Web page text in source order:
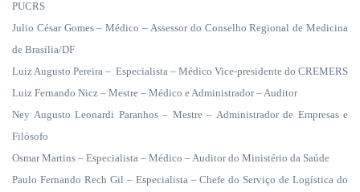
PUCRS
Julio César Gomes – Médico – Assessor do Conselho Regional de Medicina
de Brasília/DF
Luiz Augusto Pereira – Especialista – Médico Vice-presidente do CREMERS
Luiz Fernando Nicz – Mestre – Médico e Administrador – Auditor
Ney Augusto Leonardi Paranhos – Mestre – Administrador de Empresas e
Filósofo
Osmar Martins – Especialista – Médico – Auditor do Ministério da Saúde
Paulo Fernando Rech Gil – Especialista – Chefe do Serviço de Logística do